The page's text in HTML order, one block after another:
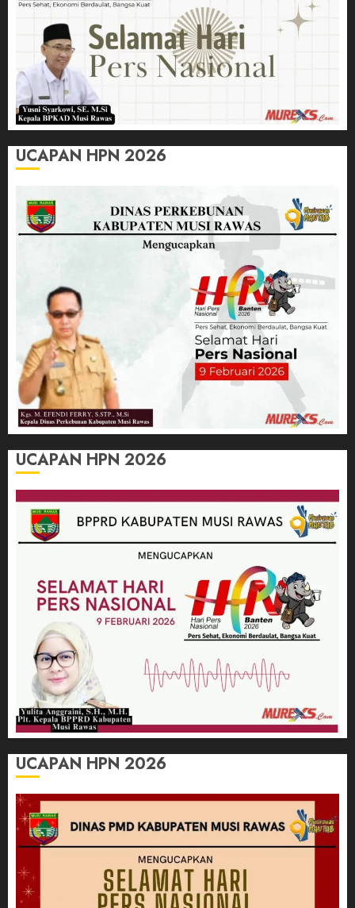
UCAPAN HPN 2026
UCAPAN HPN 2026
UCAPAN HPN 2026